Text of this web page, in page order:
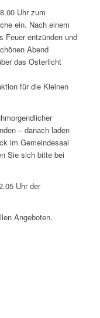
Uhr zum
ein. Nach einem
Feuer entzünden und
Abend
das Osterlicht
für die Kleinen
– danach laden
im Gemeindesaal
Sie sich bitte bei
Uhr der
Angeboten.